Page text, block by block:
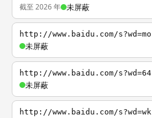
截至 2026 年 未屏蔽
http://www.baidu.com/s?wd=mo
未屏蔽
http://www.baidu.com/s?wd=64
未屏蔽
http://www.baidu.com/s?wd=wk